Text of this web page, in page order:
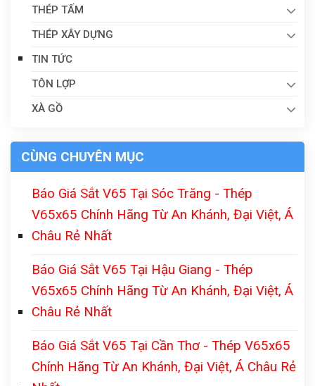
THÉP TẤM
THÉP XÂY DỰNG
TIN TỨC
TÔN LỢP
XÀ GỒ
CÙNG CHUYÊN MỤC
Báo Giá Sắt V65 Tại Sóc Trăng - Thép
V65x65 Chính Hãng Từ An Khánh, Đại Việt, Á
Châu Rẻ Nhất
Báo Giá Sắt V65 Tại Hậu Giang - Thép
V65x65 Chính Hãng Từ An Khánh, Đại Việt, Á
Châu Rẻ Nhất
Báo Giá Sắt V65 Tại Cần Thơ - Thép V65x65
Chính Hãng Từ An Khánh, Đại Việt, Á Châu Rẻ